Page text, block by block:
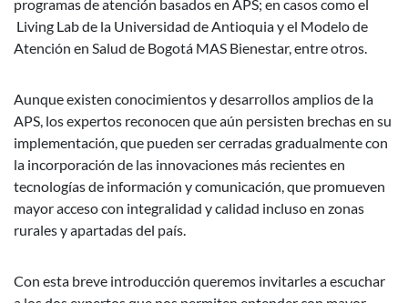
programas de atención basados en APS; en casos como el
Living Lab de la Universidad de Antioquia y el Modelo de
Atención en Salud de Bogotá MAS Bienestar, entre otros.
Aunque existen conocimientos y desarrollos amplios de la
APS, los expertos reconocen que aún persisten brechas en su
implementación, que pueden ser cerradas gradualmente con
la incorporación de las innovaciones más recientes en
tecnologías de información y comunicación, que promueven
mayor acceso con integralidad y calidad incluso en zonas
rurales y apartadas del país.
Con esta breve introducción queremos invitarles a escuchar